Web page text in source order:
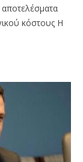
κόστους Η